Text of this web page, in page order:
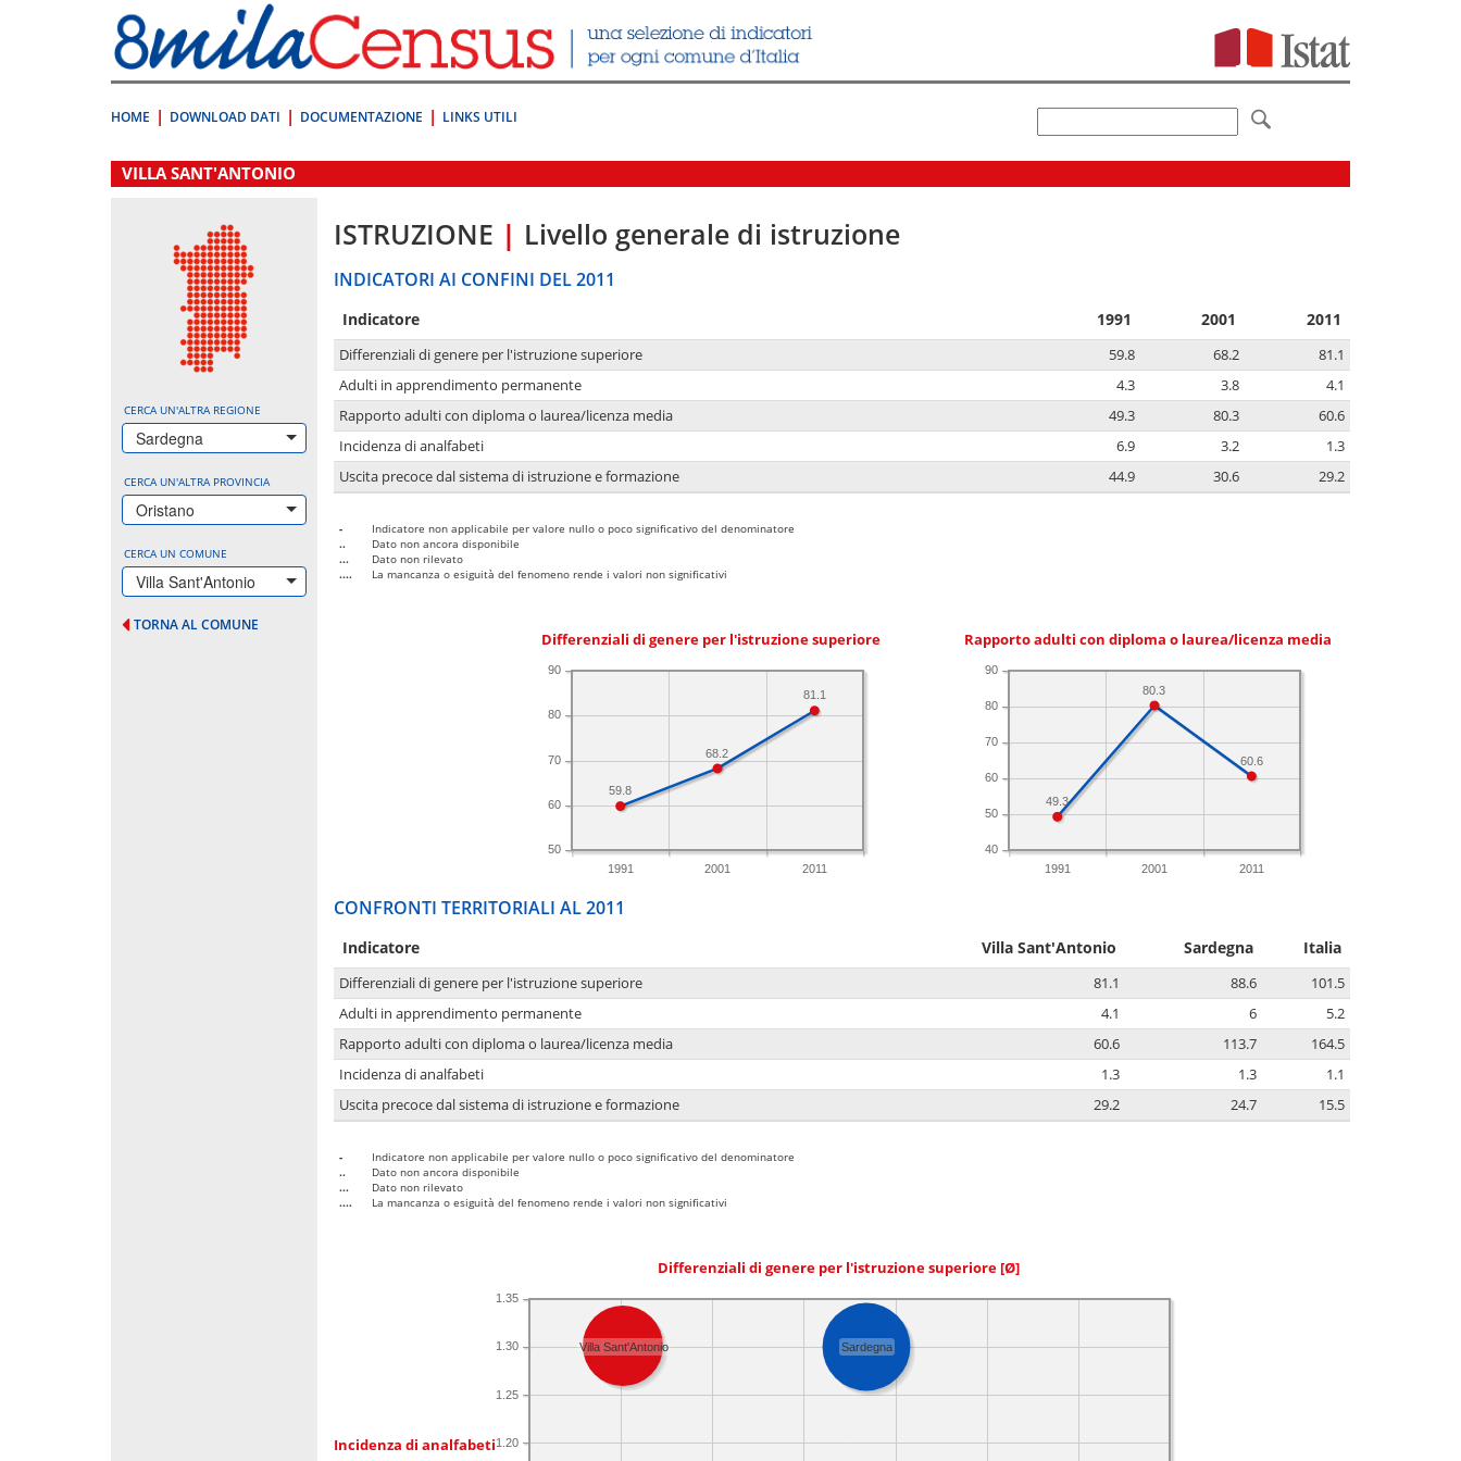
direttamente
a:
Contenuto
HOME DOWNLOAD DATI DOCUMENTAZIONE LINKS UTILI
.
VILLA SANT'ANTONIO
CERCA UN'ALTRA REGIONE
Sardegna
CERCA UN'ALTRA PROVINCIA
Oristano
CERCA UN COMUNE
Villa Sant'Antonio
TORNA AL COMUNE
ISTRUZIONE | Livello generale di istruzione
INDICATORI AI CONFINI DEL 2011
Indicatore 1991 2001 2011
Differenziali di genere per l'istruzione superiore 59.8 68.2
81.1
Adulti in apprendimento permanente
4.3 3.8
4.1
Rapporto adulti con diploma o laurea/licenza media
49.3 80.3
60.6
Incidenza di analfabeti
6.9 3.2
1.3
Uscita precoce dal sistema di istruzione e formazione
44.9 30.6 29.2
-
Indicatore non applicabile per valore nullo o poco significativo del denominatore
..
Dato non ancora disponibile
...
Dato non rilevato
....
La mancanza o esiguità del fenomeno rende i valori non significativi
Differenziali di genere per l'istruzione superiore
1991 2001 2011
50
60
70
80
90
81.1
68.2
59.8
Rapporto adulti con diploma o laurea/licenza media
1991 2001 2011
40
50
60
70
80
90
60.6
80.3
49.3
CONFRONTI TERRITORIALI AL 2011
Indicatore Villa Sant'Antonio Sardegna Italia
Differenziali di genere per l'istruzione superiore 81.1 88.6
101.5
Adulti in apprendimento permanente
4.1 6
5.2
Rapporto adulti con diploma o laurea/licenza media
60.6 113.7
164.5
Incidenza di analfabeti
1.3 1.3
1.1
Uscita precoce dal sistema di istruzione e formazione
29.2 24.7 15.5
-
Indicatore non applicabile per valore nullo o poco significativo del denominatore
..
Dato non ancora disponibile
...
Dato non rilevato
....
La mancanza o esiguità del fenomeno rende i valori non significativi
Differenziali di genere per l'istruzione superiore [Ø]
Incidenza di analfabeti1.20
1.25
1.30
1.35
Sardegna
Villa Sant'Antonio